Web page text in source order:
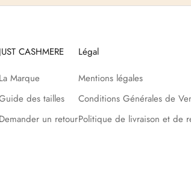
JUST CASHMERE
La Marque
des tailles
Demander un retour
Légal
Mentions légales
Conditions Générales de
Politique de livraison et de